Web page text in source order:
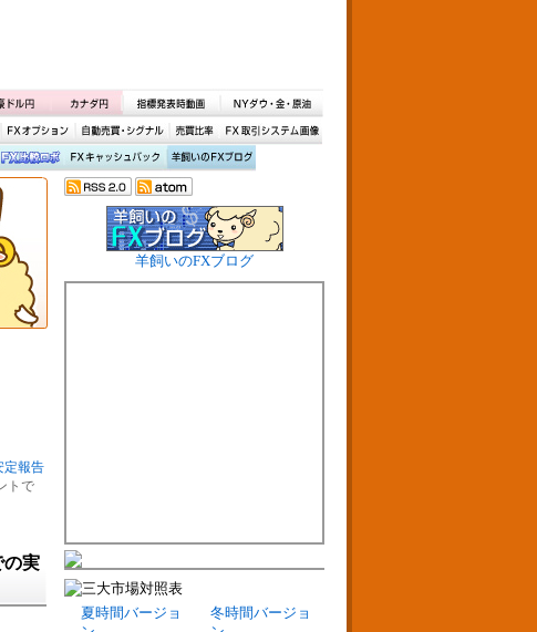
定報告
トで
の実
羊飼いのFXブログ
夏時間バージョ
冬時間バージョ